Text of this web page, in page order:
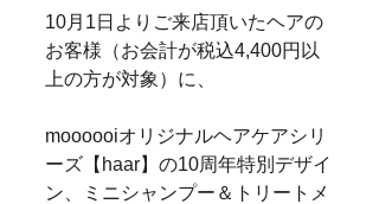
10月1日よりご来店頂いたヘアの
お客様（お会計が税込4,400円以
上の方が対象）に、
moooooiオリジナルヘアケアシリ
ーズ【haar】の10周年特別デザイ
ン、ミニシャンプー＆トリートメ